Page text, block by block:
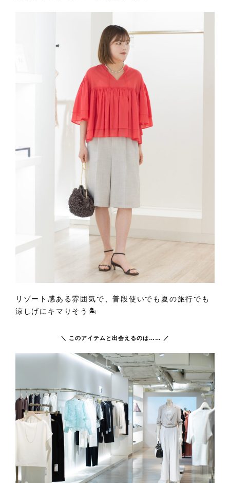
リゾート感ある雰囲気で、普段使いでも夏の旅行でも
涼しげにキマりそう🏝️
＼ このアイテムと出会えるのは…… ／